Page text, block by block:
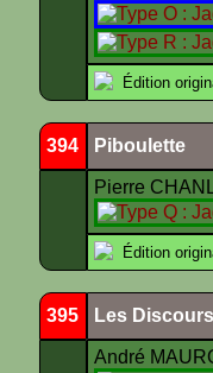
Édition
394 Piboulette
Pierre
Édition
395 Les
André